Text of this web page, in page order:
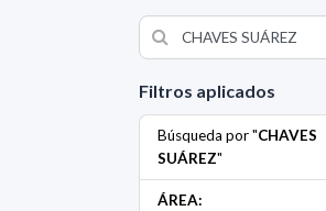
Filtros aplicados
Búsqueda por "CHAVES
SUÁREZ"
ÁREA: